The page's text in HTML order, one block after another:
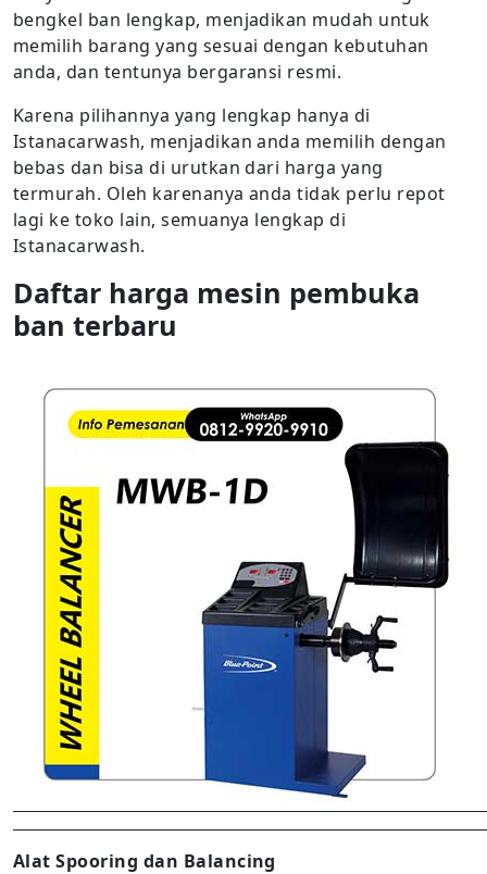
bengkel ban lengkap, menjadikan mudah untuk
memilih barang yang sesuai dengan kebutuhan
anda, dan tentunya bergaransi resmi.
Karena pilihannya yang lengkap hanya di
Istanacarwash, menjadikan anda memilih dengan
bebas dan bisa di urutkan dari harga yang
termurah. Oleh karenanya anda tidak perlu repot
lagi ke toko lain, semuanya lengkap di
Istanacarwash.
Daftar harga mesin pembuka
ban terbaru
Alat Spooring dan Balancing